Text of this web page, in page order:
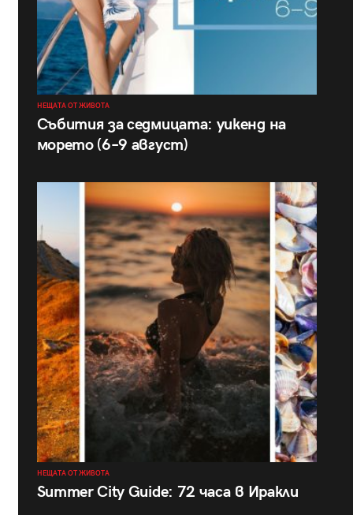
НЕЩАТА ОТ ЖИВОТА
Събития за седмицата: уикенд на
морето (6–9 август)
НЕЩАТА ОТ ЖИВОТА
Summer City Guide: 72 часа в Иракли